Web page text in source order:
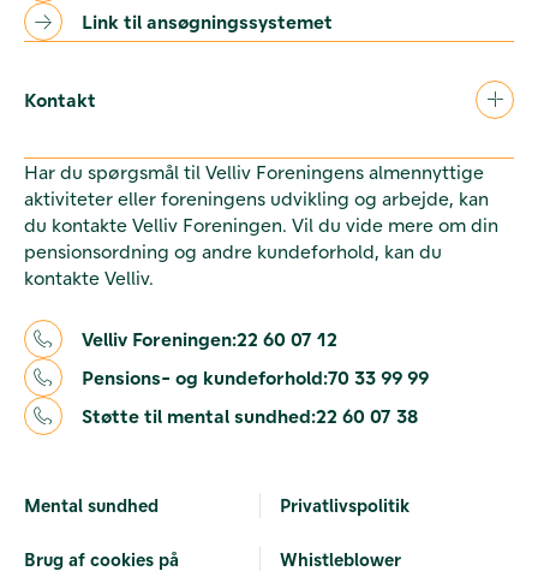
Link til ansøgningssystemet
Kontakt
Har du spørgsmål til Velliv Foreningens almennyttige
aktiviteter eller foreningens udvikling og arbejde, kan
du kontakte Velliv Foreningen. Vil du vide mere om din
pensionsordning og andre kundeforhold, kan du
kontakte Velliv.
Velliv Foreningen:22 60 07 12
Pensions- og kundeforhold:70 33 99 99
Støtte til mental sundhed:22 60 07 38
Mental sundhed Privatlivspolitik
Brug af cookies på Whistleblower